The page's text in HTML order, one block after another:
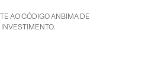
AO CÓDIGO ANBIMA DE